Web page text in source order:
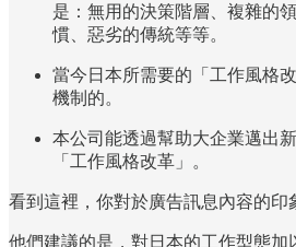
是：無用的決策階層、複雜的
慣、惡劣的傳統等等。
當今日本所需要的「工作風格改
機制的。
本公司能透過幫助大企業邁出
「工作風格改革」。
看到這裡，你對於廣告訊息內容的印
他們建議的是，對日本的工作型態加